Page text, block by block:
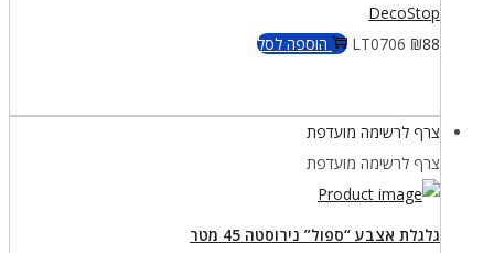
DecoStop
LT0706 ₪88 הוספה לסל
צרף לרשימה מועדפת
צרף לרשימה מועדפת
גלגלת אצבע “ספול” נירוסטה 45 מטר